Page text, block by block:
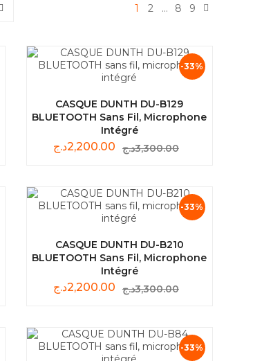
1 2 … 8 9
-33%
CASQUE DUNTH DU-B129
BLUETOOTH Sans Fil, Microphone
Intégré
3,300.00د.ج 2,200.00د.ج
-33%
CASQUE DUNTH DU-B210
BLUETOOTH Sans Fil, Microphone
Intégré
3,300.00د.ج 2,200.00د.ج
-33%